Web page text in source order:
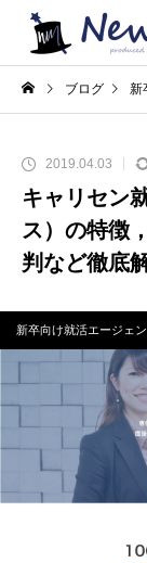
ブログ 新
2019.04.03
キャリセン
ス）の特徴
判など徹底
新卒向け就活エージェン